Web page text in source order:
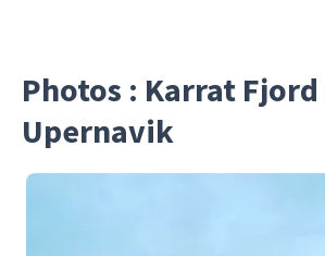
Photos : Karrat
Upernavik